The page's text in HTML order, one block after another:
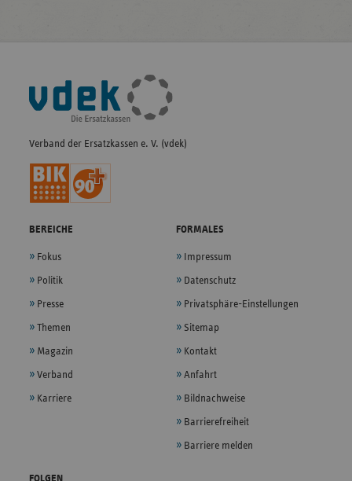
Fußleisten-
Navigation
Verband der Ersatzkassen e. V. (vdek)
BEREICHE
Fokus
Politik
Presse
Themen
Magazin
Verband
Karriere
FORMALES
Impressum
Datenschutz
Privatsphäre-Einstellungen
Sitemap
Kontakt
Anfahrt
Bildnachweise
Barrierefreiheit
Barriere melden